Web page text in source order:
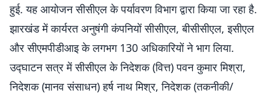
हुई. यह आयोजन सीसीएल के पर्यावरण विभाग द्वारा किया जा रहा है.
झारखंड में कार्यरत अनुषंगी कंपनियों सीसीएल, बीसीसीएल, इसीएल
और सीएमपीडीआइ के लगभग 130 अधिकारियों ने भाग लिया.
उद्घाटन सत्र में सीसीएल के निदेशक (वित्त) पवन कुमार मिश्रा,
निदेशक (मानव संसाधन) हर्ष नाथ मिश्र, निदेशक (तकनीकी/